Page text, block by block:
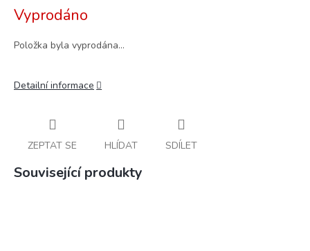
Vyprodáno
Položka byla vyprodána…
Detailní informace
ZEPTAT SE HLÍDAT SDÍLET
Související produkty